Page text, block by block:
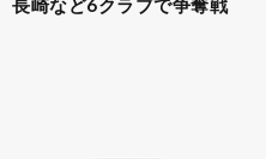
長崎など6クラブで争奪戦